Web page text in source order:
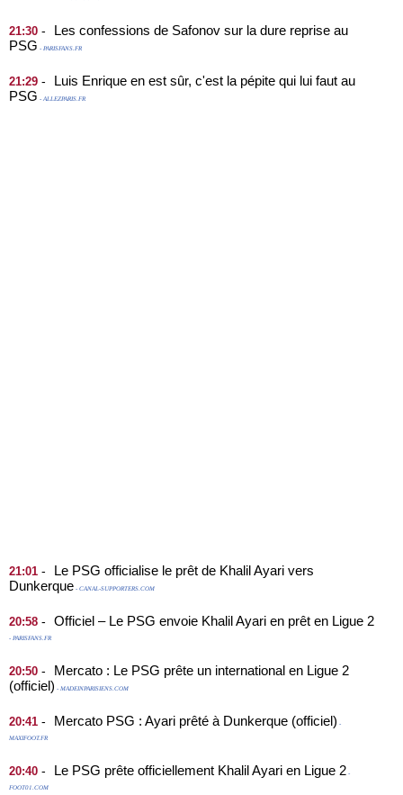
21:30 -
Les confessions de Safonov sur la dure reprise au
PSG - PARISFANS.FR
21:29 -
Luis Enrique en est sûr, c'est la pépite qui lui faut au
PSG - ALLEZPARIS.FR
21:01 -
Le PSG officialise le prêt de Khalil Ayari vers
Dunkerque - CANAL-SUPPORTERS.COM
20:58 - Officiel – Le PSG envoie Khalil Ayari en prêt en Ligue 2
- PARISFANS.FR
20:50 -
Mercato : Le PSG prête un international en Ligue 2
(officiel) - MADEINPARISIENS.COM
20:41 - Mercato PSG : Ayari prêté à Dunkerque (officiel) -
MAXIFOOT.FR
20:40 - Le PSG prête officiellement Khalil Ayari en Ligue 2 -
FOOT01.COM